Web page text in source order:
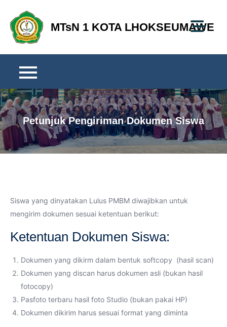
content
MTsN 1 KOTA LHOKSEUMAWE
Petunjuk Pengiriman Dokumen Siswa
Siswa yang dinyatakan Lulus PMBM diwajibkan untuk
mengirim dokumen sesuai ketentuan berikut:
Ketentuan Dokumen Siswa:
Dokumen yang dikirm dalam bentuk softcopy (hasil scan)
Dokumen yang discan harus dokumen asli (bukan hasil
fotocopy)
Pasfoto terbaru hasil foto Studio (bukan pakai HP)
Dokumen dikirim harus sesuai format yang diminta